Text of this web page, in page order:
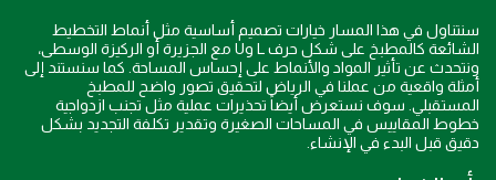
سنتناول في هذا المسار خيارات تصميم أساسية مثل أنماط التخطيط
الشائعة كالمطبخ على شكل حرف L وU مع الجزيرة أو الركيزة الوسطى،
ونتحدث عن تأثير المواد والأنماط على إحساس المساحة. كما سنستند إلى
أمثلة واقعية من عملنا في الرياض لتحقيق تصور واضح للمطبخ
المستقبلي. سوف نستعرض أيضاً تحذيرات عملية مثل تجنب ازدواجية
خطوط المقاييس في المساحات الصغيرة وتقدير تكلفة التجديد بشكل
دقيق قبل البدء في الإنشاء.